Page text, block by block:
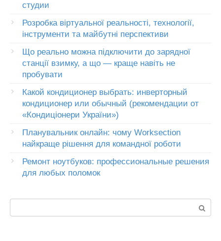
студии
Розробка віртуальної реальності, технології,
інструменти та майбутні перспективи
Що реально можна підключити до зарядної
станції взимку, а що — краще навіть не
пробувати
Какой кондиционер выбрать: инверторный
кондиционер или обычный (рекомендации от
«Кондиціонери України»)
Планувальник онлайн: чому Worksection
найкраще рішення для командної роботи
Ремонт ноутбуков: профессиональные решения
для любых поломок